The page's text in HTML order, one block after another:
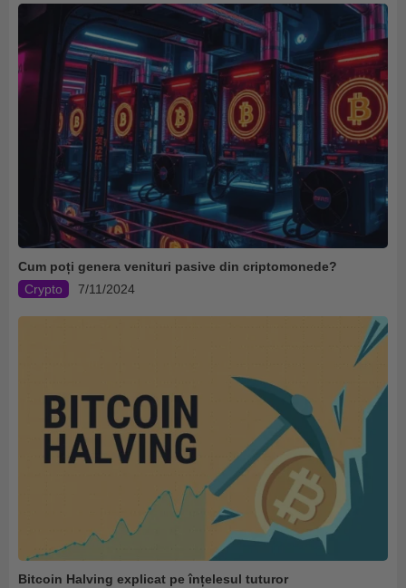
Cum poți genera venituri pasive din criptomonede?
Crypto
7/11/2024
Bitcoin Halving explicat pe înțelesul tuturor